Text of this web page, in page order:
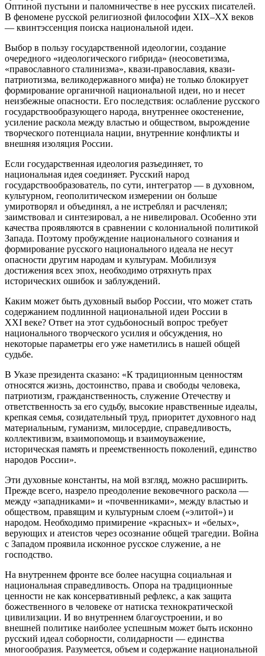
Оптиной пустыни и паломничестве в нее русских писателей.
В феномене русской религиозной философии XIX–XX веков
— квинтэссенция поиска национальной идеи.
Выбор в пользу государственной идеологии, создание
очередного «идеологического гибрида» (неосоветизма,
«православного сталинизма», квази-православия, квази-
патриотизма, великодержавного мифа) не только блокирует
формирование органичной национальной идеи, но и несет
неизбежные опасности. Его последствия: ослабление русского
государствообразующего народа, внутреннее окостенение,
усиление раскола между властью и обществом, вырождение
творческого потенциала нации, внутренние конфликты и
внешняя изоляция России.
Если государственная идеология разъединяет, то
национальная идея соединяет. Русский народ
государствообразователь, по сути, интегратор — в духовном,
культурном, геополитическом измерении он больше
умиротворял и объединял, а не истреблял и расчленял;
заимствовал и синтезировал, а не нивелировал. Особенно эти
качества проявляются в сравнении с колониальной политикой
Запада. Поэтому пробуждение национального сознания и
формирование русского национального идеала не несут
опасности другим народам и культурам. Мобилизуя
достижения всех эпох, необходимо отряхнуть прах
исторических ошибок и заблуждений.
Каким может быть духовный выбор России, что может стать
содержанием подлинной национальной идеи России в
XXI веке? Ответ на этот судьбоносный вопрос требует
национального творческого усилия и обсуждения, но
некоторые параметры его уже наметились в нашей общей
судьбе.
В Указе президента сказано: «К традиционным ценностям
относятся жизнь, достоинство, права и свободы человека,
патриотизм, гражданственность, служение Отечеству и
ответственность за его судьбу, высокие нравственные идеалы,
крепкая семья, созидательный труд, приоритет духовного над
материальным, гуманизм, милосердие, справедливость,
коллективизм, взаимопомощь и взаимоуважение,
историческая память и преемственность поколений, единство
народов России».
Эти духовные константы, на мой взгляд, можно расширить.
Прежде всего, назрело преодоление вековечного раскола —
между «западниками» и «почвенниками», между властью и
обществом, правящим и культурным слоем («элитой») и
народом. Необходимо примирение «красных» и «белых»,
верующих и атеистов через осознание общей трагедии. Война
с Западом проявила исконное русское служение, а не
господство.
На внутреннем фронте все более насущна социальная и
национальная справедливость. Опора на традиционные
ценности не как консервативный рефлекс, а как защита
божественного в человеке от натиска технократической
цивилизации. И во внутреннем благоустроении, и во
внешней политике наиболее успешным может быть исконно
русский идеал соборности, солидарности — единства
многообразия. Разумеется, объем и содержание национальной